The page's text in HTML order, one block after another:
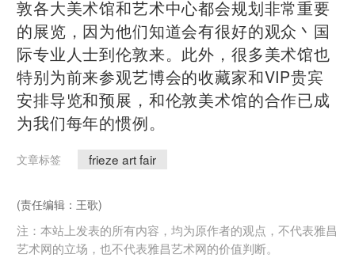
敦各大美术馆和艺术中心都会规划非常重要
的展览，因为他们知道会有很好的观众丶国
际专业人士到伦敦来。此外，很多美术馆也
特别为前来参观艺博会的收藏家和VIP贵宾
安排导览和预展，和伦敦美术馆的合作已成
为我们每年的惯例。
文章标签 frieze art fair
(责任编辑：王歌)
注：本站上发表的所有内容，均为原作者的观点，不代表雅昌
艺术网的立场，也不代表雅昌艺术网的价值判断。